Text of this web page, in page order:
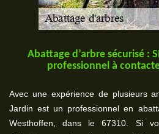
Abattage d’arbre sécurisé :
professionnel à
Avec une expérience de plusieurs
Jardin est un professionnel en
Westhoffen, dans le 67310. Si